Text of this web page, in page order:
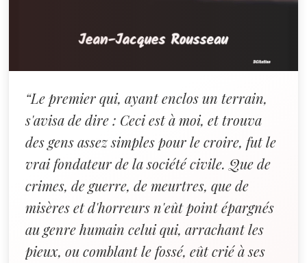
“Le premier qui, ayant enclos un terrain,
s'avisa de dire : Ceci est à moi, et trouva
des gens assez simples pour le croire, fut le
vrai fondateur de la société civile. Que de
crimes, de guerre, de meurtres, que de
misères et d'horreurs n'eût point épargnés
au genre humain celui qui, arrachant les
pieux, ou comblant le fossé, eût crié à ses